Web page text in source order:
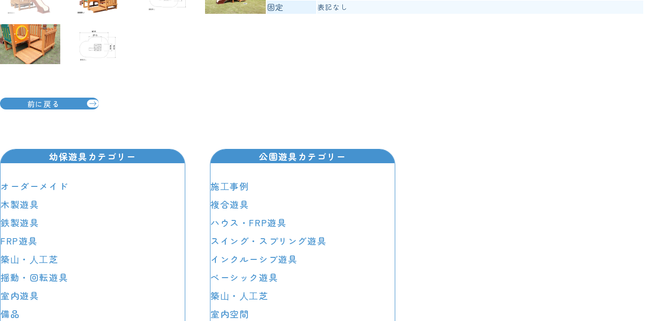
固定 表記なし
前に戻る
幼保遊具カテゴリー
オーダーメイド
木製遊具
鉄製遊具
FRP遊具
築⼭・⼈⼯芝
揺動・回転遊具
室内遊具
備品
公園遊具カテゴリー
施⼯事例
複合遊具
ハウス・FRP遊具
スイング・スプリング遊具
インクルーシブ遊具
ベーシック遊具
築⼭・⼈⼯芝
室内空間